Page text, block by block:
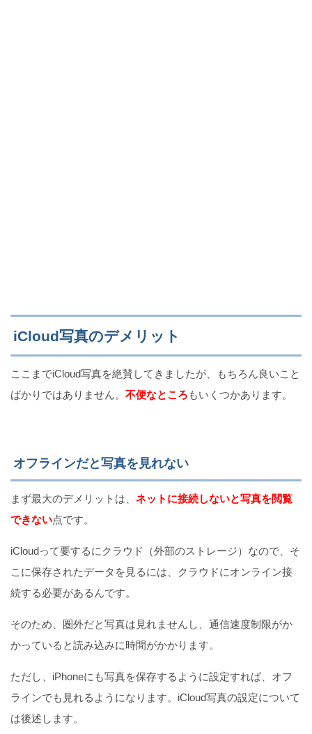
iCloud写真のデメリット
ここまでiCloud写真を絶賛してきましたが、もちろん良いこと
ばかりではありません。 不便なところ もいくつかあります。
オフラインだと写真を見れない
まず最大のデメリットは、 ネットに接続しないと写真を閲覧
できない点です。
iCloudって要するにクラウド（外部のストレージ）なので、そ
こに保存されたデータを見るには、クラウドにオンライン接
続する必要があるんです。
そのため、圏外だと写真は見れませんし、通信速度制限がか
かっていると読み込みに時間がかかります。
ただし、iPhoneにも写真を保存するように設定すれば、オフ
ラインでも見れるようになります。iCloud写真の設定について
は後述します。